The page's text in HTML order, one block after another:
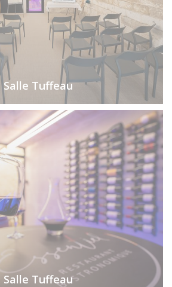
Salle Tuffeau
Salle Tuffeau